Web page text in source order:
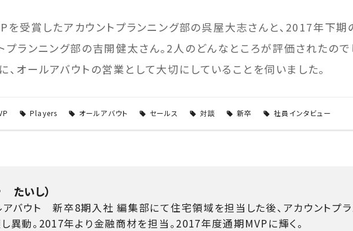
受賞したアカウントプランニング部の呉屋大志さんと、2017年下期
プランニング部の吉開健太さん。2人のどんなところが評価されたので
、オールアバウトの営業として大切にしていることを伺いました。
Players オールアバウト セールス 対談 新卒 社員インタビュー
たいし）
バウト 新卒8期入社 編集部にて住宅領域を担当した後、アカウントプラ
異動。2017年より金融商材を担当。2017年度通期MVPに輝く。